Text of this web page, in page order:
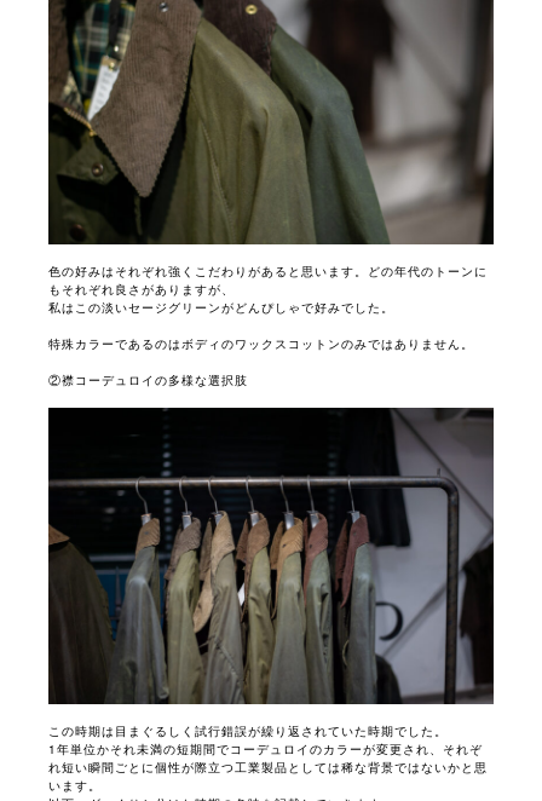
色の好みはそれぞれ強くこだわりがあると思います。どの年代のトーンに
もそれぞれ良さがありますが、
私はこの淡いセージグリーンがどんぴしゃで好みでした。
特殊カラーであるのはボディのワックスコットンのみではありません。
②襟コーデュロイの多様な選択肢
この時期は目まぐるしく試行錯誤が繰り返されていた時期でした。
1年単位かそれ未満の短期間でコーデュロイのカラーが変更され、それぞ
れ短い瞬間ごとに個性が際立つ工業製品としては稀な背景ではないかと思
います。